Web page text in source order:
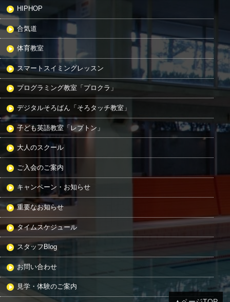
HIPHOP
合気道
体育教室
スマートスイミングレッスン
プログラミング教室「プロクラ」
デジタルそろばん「そろタッチ教室」
子ども英語教室「レプトン」
大人のスクール
ご入会のご案内
キャンペーン・お知らせ
重要なお知らせ
タイムスケジュール
スタッフBlog
お問い合わせ
見学・体験のご案内